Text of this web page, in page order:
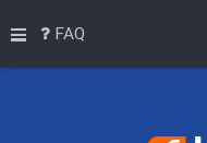
Raccourcis
FAQ